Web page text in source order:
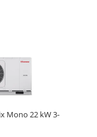
Mono 22 kW 3-